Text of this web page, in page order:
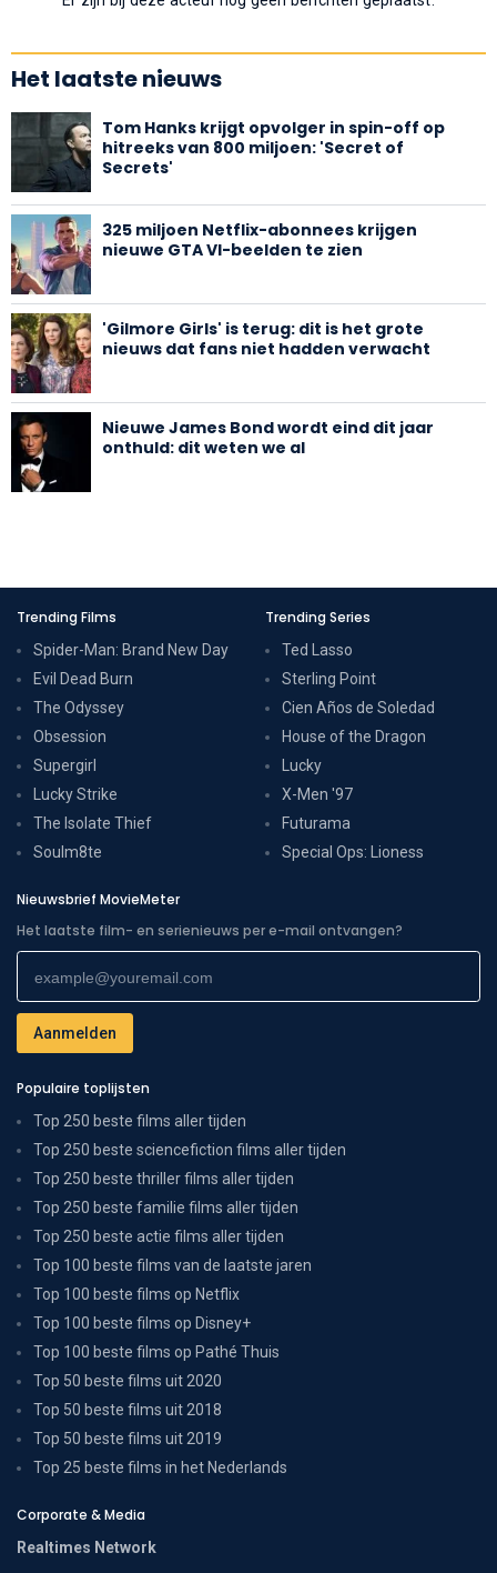
Het laatste nieuws
Tom Hanks krijgt opvolger in spin-off op
hitreeks van 800 miljoen: 'Secret of
Secrets'
325 miljoen Netflix-abonnees krijgen
nieuwe GTA VI-beelden te zien
'Gilmore Girls' is terug: dit is het grote
nieuws dat fans niet hadden verwacht
Nieuwe James Bond wordt eind dit jaar
onthuld: dit weten we al
Trending Films
Spider-Man: Brand New Day
Evil Dead Burn
The Odyssey
Obsession
Supergirl
Lucky Strike
The Isolate Thief
Soulm8te
Trending Series
Ted Lasso
Sterling Point
Cien Años de Soledad
House of the Dragon
Lucky
X-Men '97
Futurama
Special Ops: Lioness
Nieuwsbrief MovieMeter
Het laatste film- en serienieuws per e-mail ontvangen?
Populaire toplijsten
Top 250 beste films aller tijden
Top 250 beste sciencefiction films aller tijden
Top 250 beste thriller films aller tijden
Top 250 beste familie films aller tijden
Top 250 beste actie films aller tijden
Top 100 beste films van de laatste jaren
Top 100 beste films op Netflix
Top 100 beste films op Disney+
Top 100 beste films op Pathé Thuis
Top 50 beste films uit 2020
Top 50 beste films uit 2018
Top 50 beste films uit 2019
Top 25 beste films in het Nederlands
Corporate & Media
Realtimes Network